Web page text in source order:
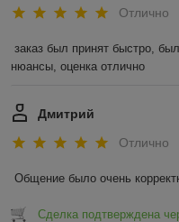
Отлично
заказ был принят быстро,
нюансы, оценка отлично
Дмитрий
Отлично
Общение было очень
Сделка подтверждена